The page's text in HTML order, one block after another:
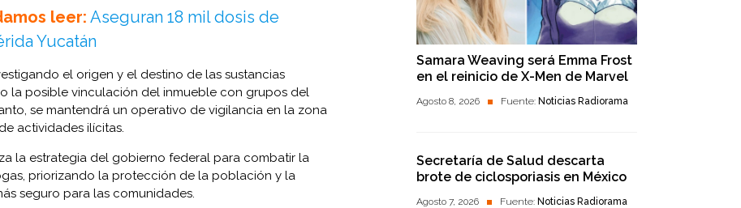
leer: Aseguran 18 mil dosis de
Yucatán
el origen y el destino de las sustancias
la posible vinculación del inmueble con grupos del
se mantendrá un operativo de vigilancia en la zona
actividades ilícitas.
la estrategia del gobierno federal para combatir la
priorizando la protección de la población y la
seguro para las comunidades.
Samara Weaving será Emma Frost
en el reinicio de X-Men de Marvel
Agosto 8, 2026 Fuente: Noticias Radiorama
Secretaría de Salud descarta
brote de ciclosporiasis en México
Agosto 7, 2026 Fuente: Noticias Radiorama